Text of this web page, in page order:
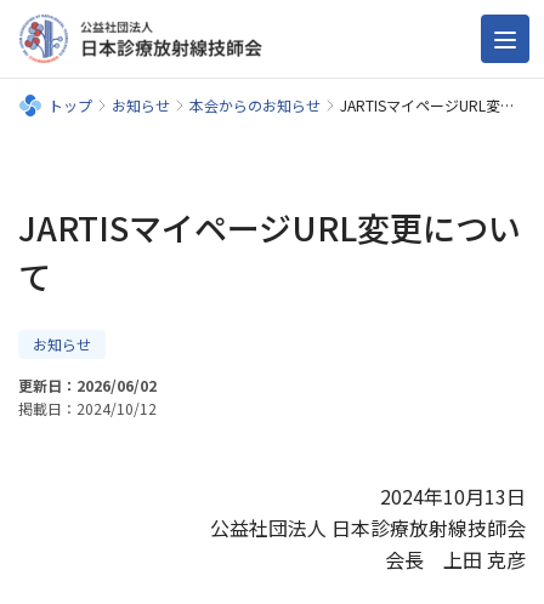
トップ お知らせ 本会からのお知らせ JARTISマイページURL変更について
JARTISマイページURL変更につい
て
お知らせ
更新日：2026/06/02
掲載日：2024/10/12
2024年10月13日
公益社団法人 日本診療放射線技師会
会長 上田 克彦